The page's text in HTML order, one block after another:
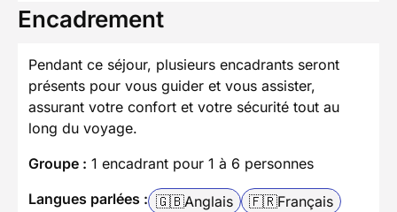
Encadrement
Pendant ce séjour, plusieurs encadrants seront
présents pour vous guider et vous assister,
assurant votre confort et votre sécurité tout au
long du voyage.
Groupe : 1 encadrant pour 1 à 6 personnes
Langues parlées : 🇬🇧Anglais 🇫🇷Français